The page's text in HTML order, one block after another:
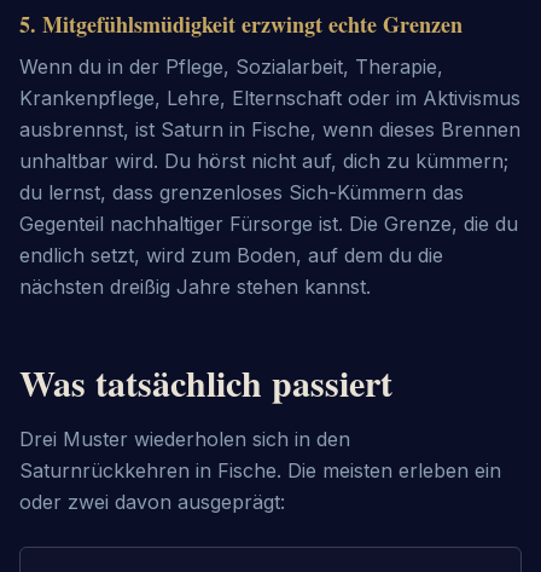
5. Mitgefühlsmüdigkeit erzwingt echte Grenzen
Wenn du in der Pflege, Sozialarbeit, Therapie,
Krankenpflege, Lehre, Elternschaft oder im Aktivismus
ausbrennst, ist Saturn in Fische, wenn dieses Brennen
unhaltbar wird. Du hörst nicht auf, dich zu kümmern;
du lernst, dass grenzenloses Sich-Kümmern das
Gegenteil nachhaltiger Fürsorge ist. Die Grenze, die du
endlich setzt, wird zum Boden, auf dem du die
nächsten dreißig Jahre stehen kannst.
Was tatsächlich passiert
Drei Muster wiederholen sich in den
Saturnrückkehren in Fische. Die meisten erleben ein
oder zwei davon ausgeprägt: